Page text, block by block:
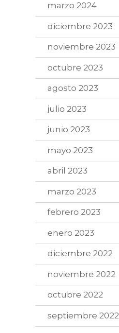
marzo 2024
diciembre 2023
noviembre 2023
octubre 2023
agosto 2023
julio 2023
junio 2023
mayo 2023
abril 2023
marzo 2023
febrero 2023
enero 2023
diciembre 2022
noviembre 2022
octubre 2022
septiembre 2022